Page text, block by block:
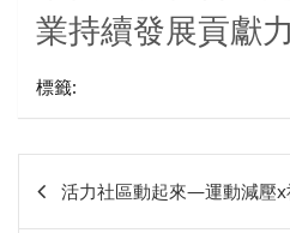
業持續發展貢獻力
標籤:
章
活力社區動起來—運動減壓